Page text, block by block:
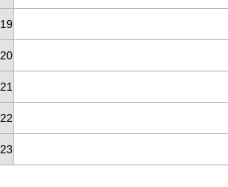
19
20
21
22
23